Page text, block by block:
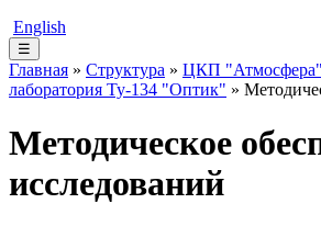
English
☰
Главная » Структура » ЦКП "Атмосфера"
лаборатория Ту-134 "Оптик" »
Методическое
исследований